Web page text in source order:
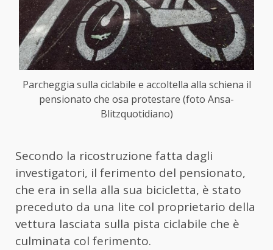
Parcheggia sulla ciclabile e accoltella alla schiena il
pensionato che osa protestare (foto Ansa-
Blitzquotidiano)
Secondo la ricostruzione fatta dagli
investigatori, il ferimento del pensionato,
che era in sella alla sua bicicletta, è stato
preceduto da una lite col proprietario della
vettura lasciata sulla pista ciclabile che è
culminata col ferimento.